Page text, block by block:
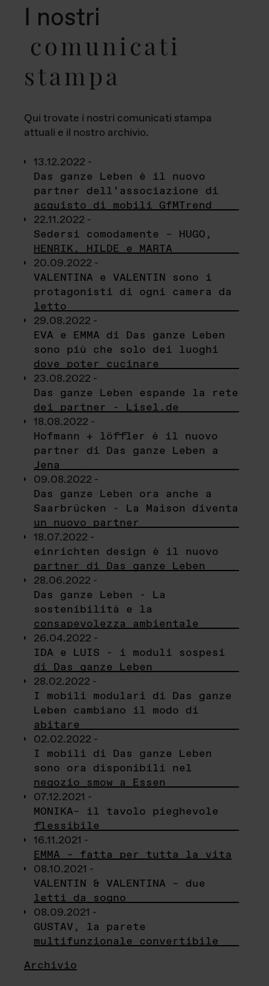
I nostri
comunicati
stampa
Qui trovate i nostri comunicati stampa
attuali e il nostro archivio.
13.12.2022 -
Das ganze Leben è il nuovo
partner dell’associazione di
acquisto di mobili GfMTrend
22.11.2022 -
Sedersi comodamente – HUGO,
HENRIK, HILDE e MARTA
20.09.2022 -
VALENTINA e VALENTIN sono i
protagonisti di ogni camera da
letto
29.08.2022 -
EVA e EMMA di Das ganze Leben
sono più che solo dei luoghi
dove poter cucinare
23.08.2022 -
Das ganze Leben espande la rete
dei partner - Lisel.de
18.08.2022 -
Hofmann + löffler è il nuovo
partner di Das ganze Leben a
Jena
09.08.2022 -
Das ganze Leben ora anche a
Saarbrücken - La Maison diventa
un nuovo partner
18.07.2022 -
einrichten design è il nuovo
partner di Das ganze Leben
28.06.2022 -
Das ganze Leben - La
sostenibilità e la
consapevolezza ambientale
26.04.2022 -
IDA e LUIS - i moduli sospesi
di Das ganze Leben
28.02.2022 -
I mobili modulari di Das ganze
Leben cambiano il modo di
abitare
02.02.2022 -
I mobili di Das ganze Leben
sono ora disponibili nel
negozio smow a Essen
07.12.2021 -
MONIKA– il tavolo pieghevole
flessibile
16.11.2021 -
EMMA – fatta per tutta la vita
08.10.2021 -
VALENTIN & VALENTINA – due
letti da sogno
08.09.2021 -
GUSTAV, la parete
multifunzionale convertibile
Archivio